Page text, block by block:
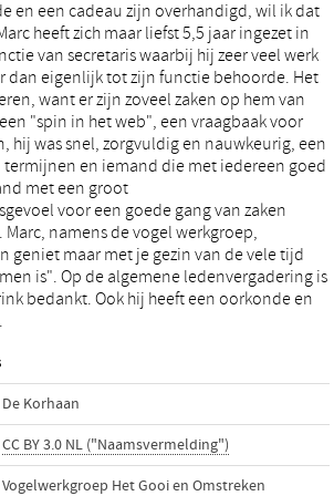
en een cadeau zijn overhandigd, wil ik dat
heeft zich maar liefst 5,5 jaar ingezet in
van secretaris waarbij hij zeer veel werk
dan eigenlijk tot zijn functie behoorde. Het
want er zijn zoveel zaken op hem van
"spin in het web", een vraagbaak voor
hij was snel, zorgvuldig en nauwkeurig, een
termijnen en iemand die met iedereen goed
met een groot
voor een goede gang van zaken
namens de vogel werkgroep,
geniet maar met je gezin van de vele tijd
is". Op de algemene ledenvergadering is
bedankt. Ook hij heeft een oorkonde en
De Korhaan
CC BY 3.0 NL ("Naamsvermelding")
Vogelwerkgroep Het Gooi en Omstreken